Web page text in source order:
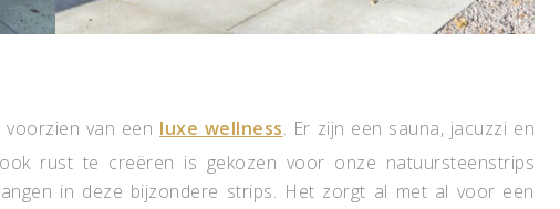
van een luxe wellness. Er zijn een sauna, jacuzzi en
rust te creëren is gekozen voor onze natuursteenstrips
in deze bijzondere strips. Het zorgt al met al voor een